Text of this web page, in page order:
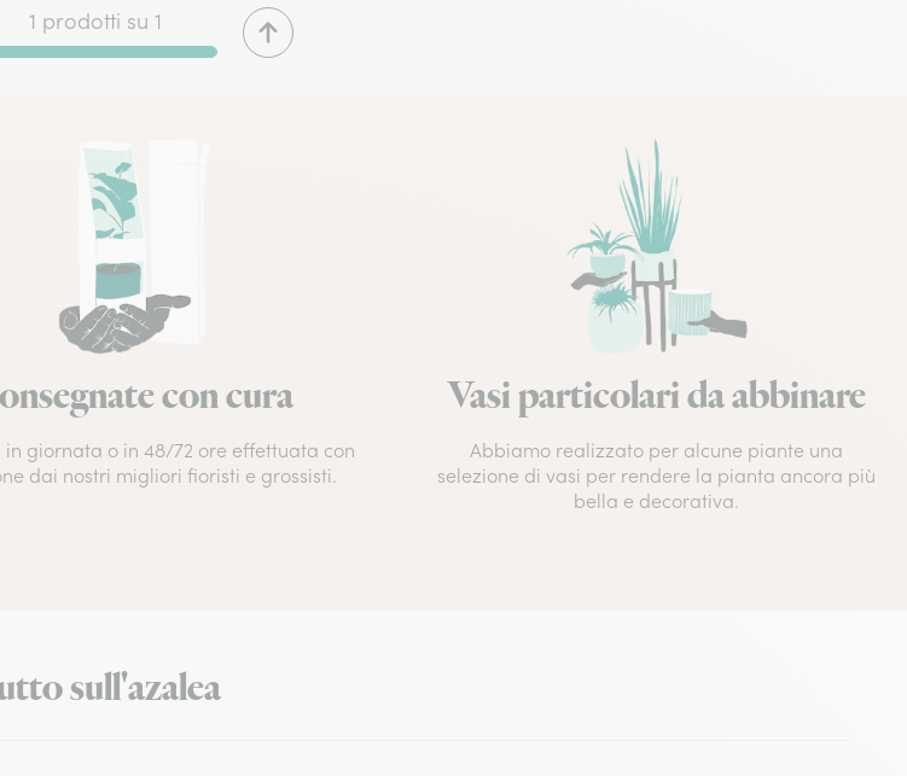
1 prodotti su 1
con cura
in giornata o in 48/72 ore effettuata con
dai nostri migliori fioristi e grossisti.
Vasi particolari da abbinare
Abbiamo realizzato per alcune piante una
selezione di vasi per rendere la pianta ancora più
bella e decorativa.
sull'azalea